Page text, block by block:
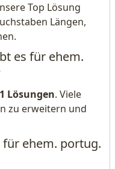
Top Lösung
Längen,
es für ehem.
1 Lösungen. Viele
zu erweitern und
ehem. portug.